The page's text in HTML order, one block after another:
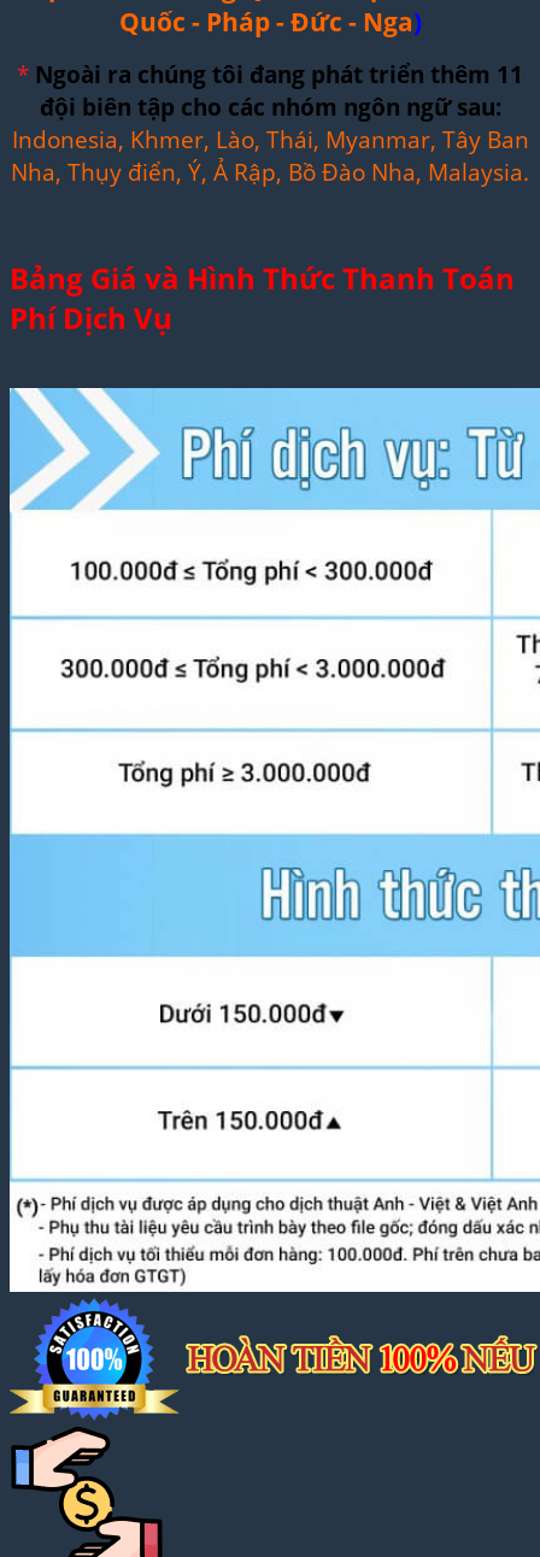
Quốc - Pháp - Đức - Nga)
* Ngoài ra chúng tôi đang phát triển thêm 11
đội biên tập cho các nhóm ngôn ngữ sau:
Indonesia, Khmer, Lào, Thái, Myanmar, Tây Ban
Nha, Thụy điển, Ý, Ả Rập, Bồ Đào Nha, Malaysia.
Bảng Giá và Hình Thức Thanh Toán
Phí Dịch Vụ